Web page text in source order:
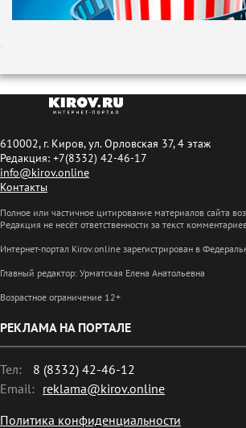
610002, г. Киров, ул. Орловская 37, 4 этаж
Редакция: +7(8332) 42-46-17
info@kirov.online
Контакты
Полное или частичное цитирование материалов сайта
Редакция не несёт ответственности за текст
Интернет-портал Kirov.online зарегистрирован в
Главный редактор: Урматская Елена Анатольевна
Возрастное ограничение 12+
РЕКЛАМА НА ПОРТАЛЕ
Тел:
8 (8332) 42-46-12
Email: reklama@kirov.online
Политика конфиденциальности